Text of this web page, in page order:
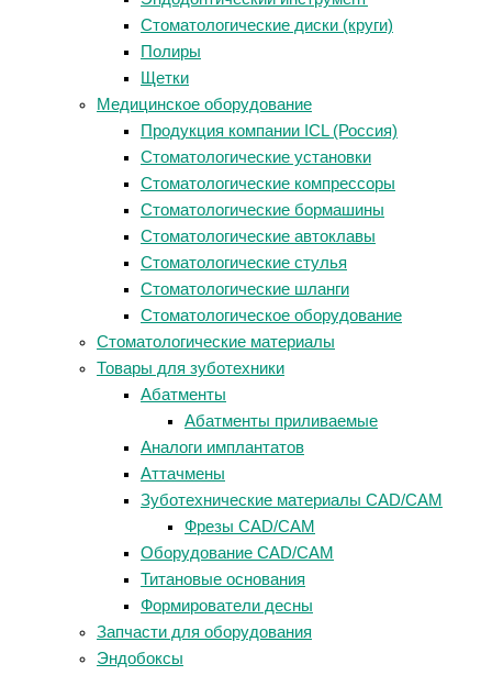
Стоматологические диски (круги)
Полиры
Щетки
Медицинское оборудование
Продукция компании ICL (Россия)
Стоматологические установки
Стоматологические компрессоры
Стоматологические бормашины
Стоматологические автоклавы
Стоматологические стулья
Стоматологические шланги
Стоматологическое оборудование
Стоматологические материалы
Товары для зуботехники
Абатменты
Абатменты приливаемые
Аналоги имплантатов
Аттачмены
Зуботехнические материалы CAD/CAM
Фрезы CAD/CAM
Оборудование CAD/CAM
Титановые основания
Формирователи десны
Запчасти для оборудования
Эндобоксы